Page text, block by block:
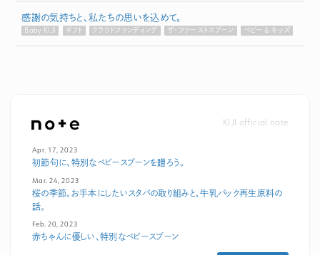
感謝の気持ちと、私たちの思いを込めて。
Baby KIJI ギフト クラウドファンディング ザ・ファーストスプーン ベビー & キッズ
KIJI official note
Apr. 17, 2023
初節句に、特別なベビースプーンを贈ろう。
Mar. 24, 2023
桜の季節。お手本にしたいスタバの取り組みと、牛乳パック再生原料の
話。
Feb. 20, 2023
赤ちゃんに優しい、特別なベビースプーン